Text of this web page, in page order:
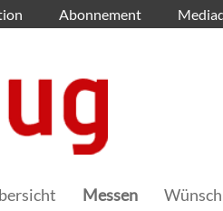
Abonnement
Messen